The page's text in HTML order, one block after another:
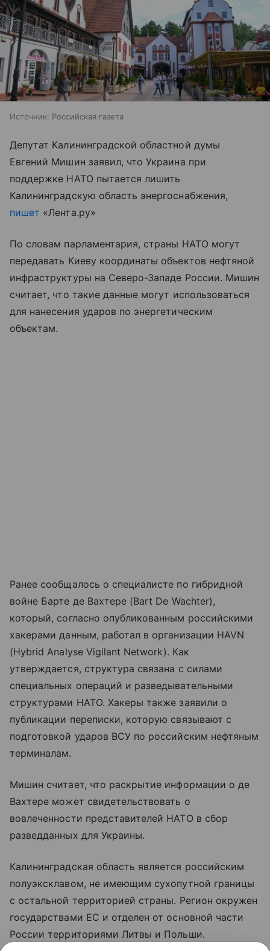
Источник: Российская газета
Депутат Калининградской областной думы
Евгений Мишин заявил, что Украина при
поддержке НАТО пытается лишить
Калининградскую область энергоснабжения,
пишет «Лента.ру»
По словам парламентария, страны НАТО могут
передавать Киеву координаты объектов нефтяной
инфраструктуры на Северо-Западе России. Мишин
считает, что такие данные могут использоваться
для нанесения ударов по энергетическим
объектам.
Ранее сообщалось о специалисте по гибридной
войне Бартe де Вахтере (Bart De Wachter),
который, согласно опубликованным российскими
хакерами данным, работал в организации HAVN
(Hybrid Analyse Vigilant Network). Как
утверждается, структура связана с силами
специальных операций и разведывательными
структурами НАТО. Хакеры также заявили о
публикации переписки, которую связывают с
подготовкой ударов ВСУ по российским нефтяным
терминалам.
Мишин считает, что раскрытие информации о де
Вахтере может свидетельствовать о
вовлеченности представителей НАТО в сбор
разведданных для Украины.
Калининградская область является российским
полуэксклавом, не имеющим сухопутной границы
с остальной территорией страны. Регион окружен
государствами ЕС и отделен от основной части
России территориями Литвы и Польши.